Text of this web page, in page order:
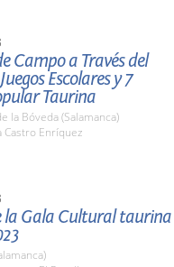
Campo a Través del
Escolares y 7
Taurina
la Bóveda (Salamanca)
Castro Enríquez
la Gala Cultural taurina